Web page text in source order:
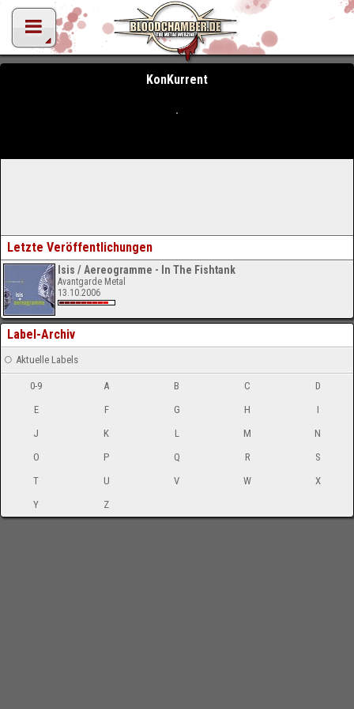
KonKurrent
Letzte Veröffentlichungen
Isis / Aereogramme - In The Fishtank
Avantgarde Metal
13.10.2006
Label-Archiv
Aktuelle Labels
0-9 A B C
D
E
F G H
I
J
K L M
N
O
P Q R
S
T
U V W
X
Y
Z